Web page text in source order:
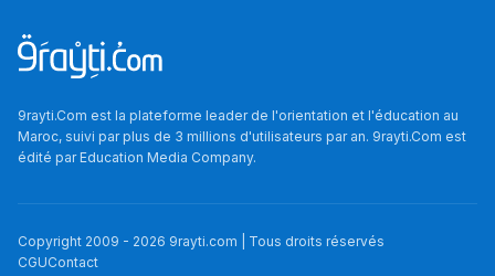
Ki Derti Liha
باش تقدر تساعد الناس
يلقاو التوازن من الدّاخل
ومن الخارج، بشرى
9rayti.Com est la plateforme leader de l'orientation et l'éducation au
Maroc, suivi par plus de 3 millions d'utilisateurs par an. 9rayti.Com est
édité parEducation Media Company.
Copyright 2009 - 2026 9rayti.com | Tous droits réservés
CGUContact